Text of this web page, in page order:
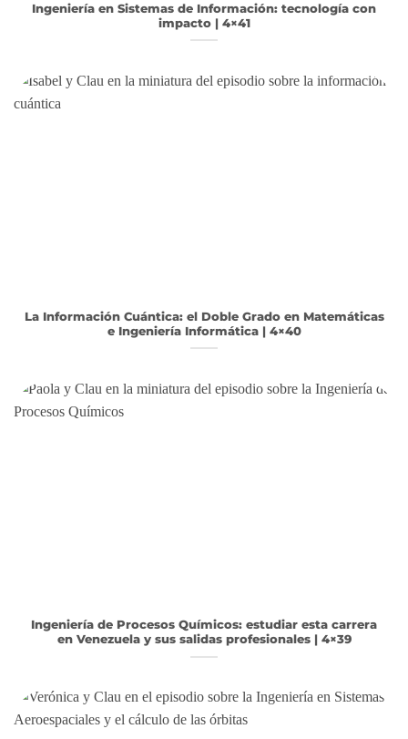
Ingeniería en Sistemas de Información: tecnología con
impacto | 4×41
La Información Cuántica: el Doble Grado en Matemáticas
e Ingeniería Informática | 4×40
Ingeniería de Procesos Químicos: estudiar esta carrera
en Venezuela y sus salidas profesionales | 4×39